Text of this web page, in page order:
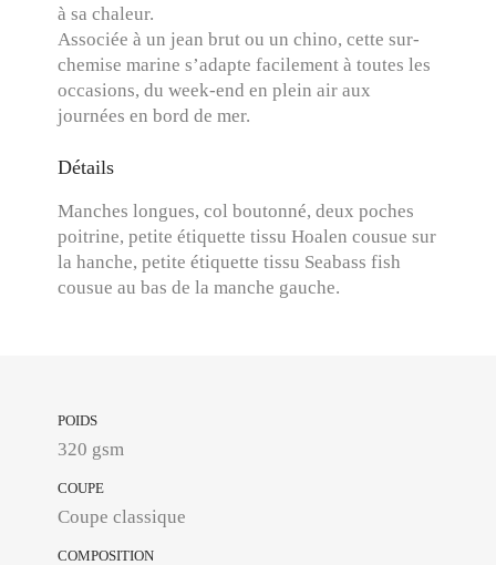
à sa chaleur.
Associée à un jean brut ou un chino, cette sur-
chemise marine s’adapte facilement à toutes les
occasions, du week-end en plein air aux
journées en bord de mer.
Détails
Manches longues, col boutonné, deux poches
poitrine, petite étiquette tissu Hoalen cousue sur
la hanche, petite étiquette tissu Seabass fish
cousue au bas de la manche gauche.
POIDS
320 gsm
COUPE
Coupe classique
COMPOSITION